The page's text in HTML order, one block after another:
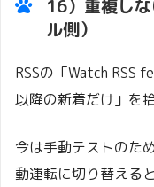
16）重複し
ル側）
RSSの「Watch RSS
以降の新着だけ」を
今は手動テストのた
動運転に切り替える